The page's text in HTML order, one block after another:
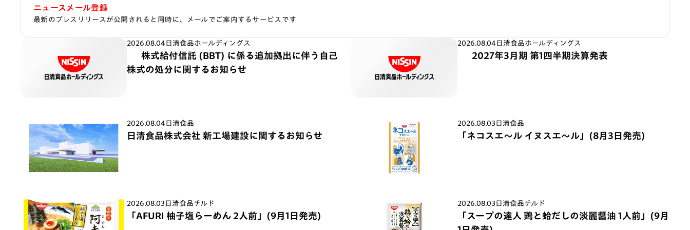
ニュースメール登録
最新のプレスリリースが公開されると同時に、メールでご案内するサービスです
2026.08.04 日清食品ホールディングス
株式給付信託 (BBT) に係る追加拠出に伴う自己
株式の処分に関するお知らせ
2026.08.04 日清食品ホールディングス
2027年3月期 第1四半期決算発表
2026.08.04 日清食品
日清食品株式会社 新工場建設に関するお知らせ
2026.08.03 日清食品
「ネコスエ～ル イヌスエ～ル」(8月3日発売)
2026.08.03 日清食品チルド
「AFURI 柚子塩らーめん 2人前」(9月1日発売)
2026.08.03 日清食品チルド
「スープの達人 鶏と蛤だしの淡麗醤油 1人前」(9月